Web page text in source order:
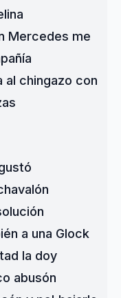
Mercedes me
al chingazo con
a una Glock
la doy
abusón